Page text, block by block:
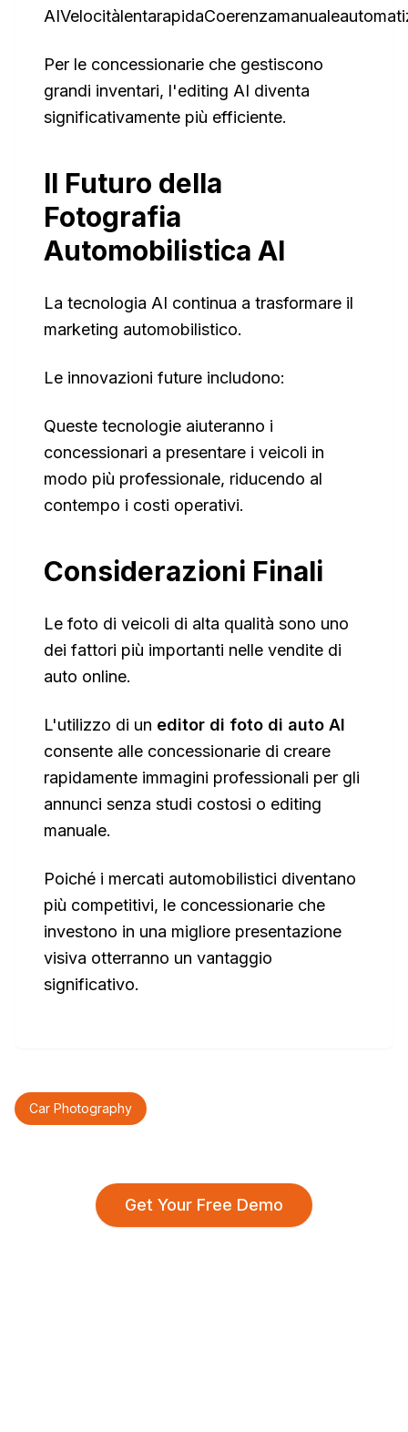
Per le concessionarie che gestiscono
grandi inventari, l'editing AI diventa
significativamente più efficiente.
Il Futuro della
Fotografia
Automobilistica AI
La tecnologia AI continua a trasformare il
marketing automobilistico.
Le innovazioni future includono:
Queste tecnologie aiuteranno i
concessionari a presentare i veicoli in
modo più professionale, riducendo al
contempo i costi operativi.
Considerazioni Finali
Le foto di veicoli di alta qualità sono uno
dei fattori più importanti nelle vendite di
auto online.
L'utilizzo di un editor di foto di auto AI
consente alle concessionarie di creare
rapidamente immagini professionali per gli
annunci senza studi costosi o editing
manuale.
Poiché i mercati automobilistici diventano
più competitivi, le concessionarie che
investono in una migliore presentazione
visiva otterranno un vantaggio
significativo.
Car Photography
Get Your Free Demo